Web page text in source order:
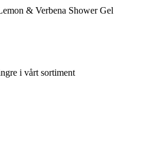
& Verbena Shower Gel
i vårt sortiment